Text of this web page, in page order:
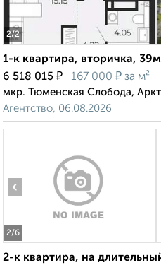
2/2
1-к квартира, вторичка,
6 518 015 ₽ 167 000 ₽ за м²
мкр. Тюменская Слобода,
Агентство, 06.08.2026
2/6
‹
2-к квартира, на